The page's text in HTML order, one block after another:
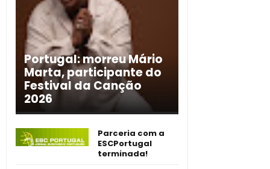
Portugal: morreu Mário
Marta, participante do
Festival da Canção
2026
Parceria com a
ESCPortugal
terminada!